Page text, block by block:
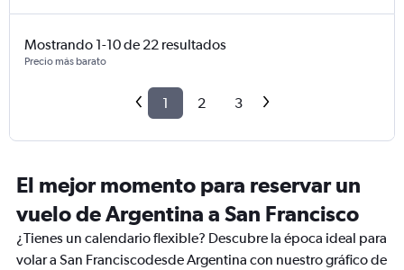
Mostrando 1-10 de 22 resultados
Precio más barato
1 2 3
El mejor momento para reservar un
vuelo de Argentina a San Francisco
¿Tienes un calendario flexible? Descubre la época ideal para
volar a San Franciscodesde Argentina con nuestro gráfico de